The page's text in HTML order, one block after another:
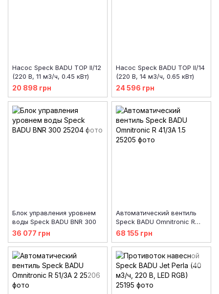
Насос Speck BADU TOP ІІ/12
(220 В, 11 м3/ч, 0.45 кВт)
20 898 грн
Насос Speck BADU TOP ІІ/14
(220 В, 14 м3/ч, 0.65 кВт)
24 596 грн
Блок управления уровнем
воды Speck BADU BNR 300
36 077 грн
Автоматический вентиль
Speck BADU Omnitronic R
41/3A 1.5
68 155 грн